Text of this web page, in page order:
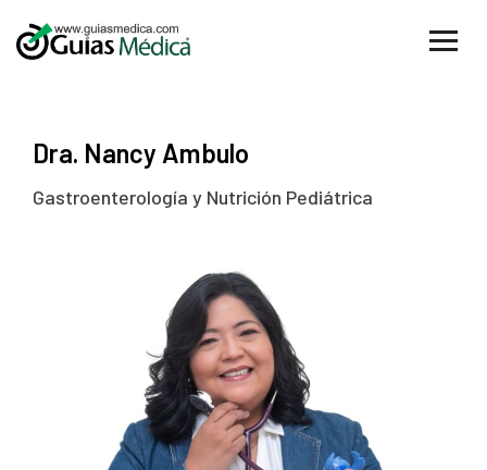
Dra. Nancy Ambulo
Gastroenterología y Nutrición Pediátrica